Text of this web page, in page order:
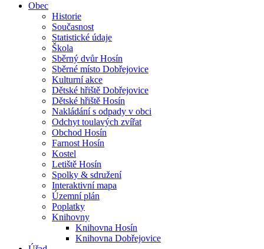
Obec
Historie
Současnost
Statistické údaje
Škola
Sběrný dvůr Hosín
Sběrné místo Dobřejovice
Kulturní akce
Dětské hřiště Dobřejovice
Dětské hřiště Hosín
Nakládání s odpady v obci
Odchyt toulavých zvířat
Obchod Hosín
Farnost Hosín
Kostel
Letiště Hosín
Spolky & sdružení
Interaktivní mapa
Územní plán
Poplatky
Knihovny
Knihovna Hosín
Knihovna Dobřejovice